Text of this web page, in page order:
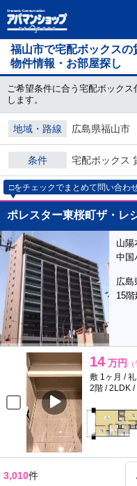
福山市で宅配ボックス
物件情報・お部屋探し
ご希望条件に合う宅配ボック
します。
地域・路線 広島県福山市
条件 宅配ボックス
□をチェックでまとめて問い合わ
ポレスター東桜町ザ・レ
山陽
中国
広島
15
14 万円
敷 1ヶ月 /
2階 / 2LDK /
3,010件